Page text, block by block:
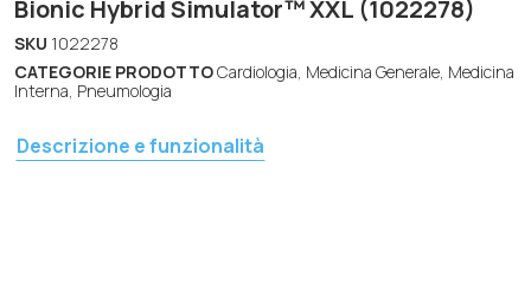
Bionic Hybrid Simulator™ XXL (1022278)
SKU 1022278
CATEGORIE PRODOTTOCardiologia, Medicina Generale, Medicina
Interna, Pneumologia
Descrizione e funzionalità